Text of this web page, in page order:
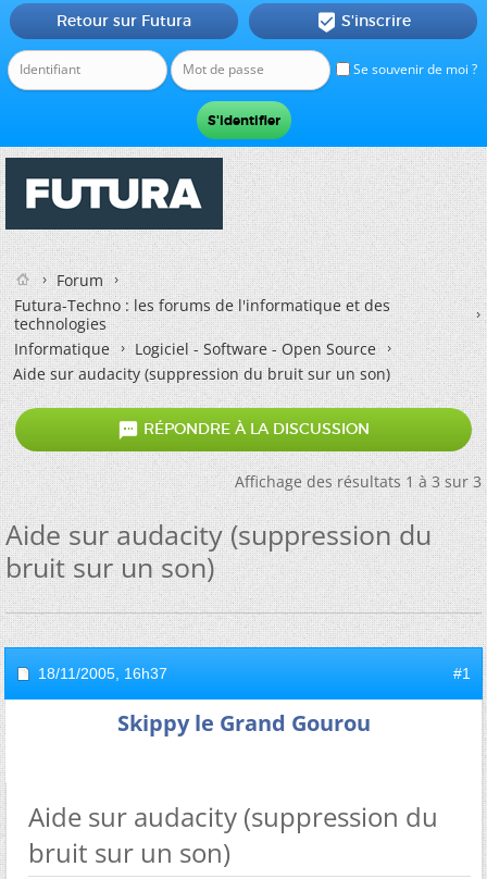
Se souvenir de moi ?
Retour sur Futura  S'inscrire
Forum
Futura-Techno : les forums de l'informatique et des
technologies
Informatique
Logiciel - Software - Open Source
Aide sur audacity (suppression du bruit sur un son)
 RÉPONDRE À LA DISCUSSION
Affichage des résultats 1 à 3 sur 3
Aide sur audacity (suppression du
bruit sur un son)
18/11/2005, 16h37 #1
Skippy le Grand Gourou
Aide sur audacity (suppression du
bruit sur un son)